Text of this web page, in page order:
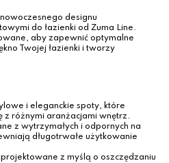
designu
do łazienki od Zuma Line.
aby zapewnić optymalne
Twojej łazienki i tworzy
i eleganckie spoty, które
z różnymi aranżacjami wnętrz.
z wytrzymałych i odpornych na
długotrwałe użytkowanie
z myślą o oszczędzaniu